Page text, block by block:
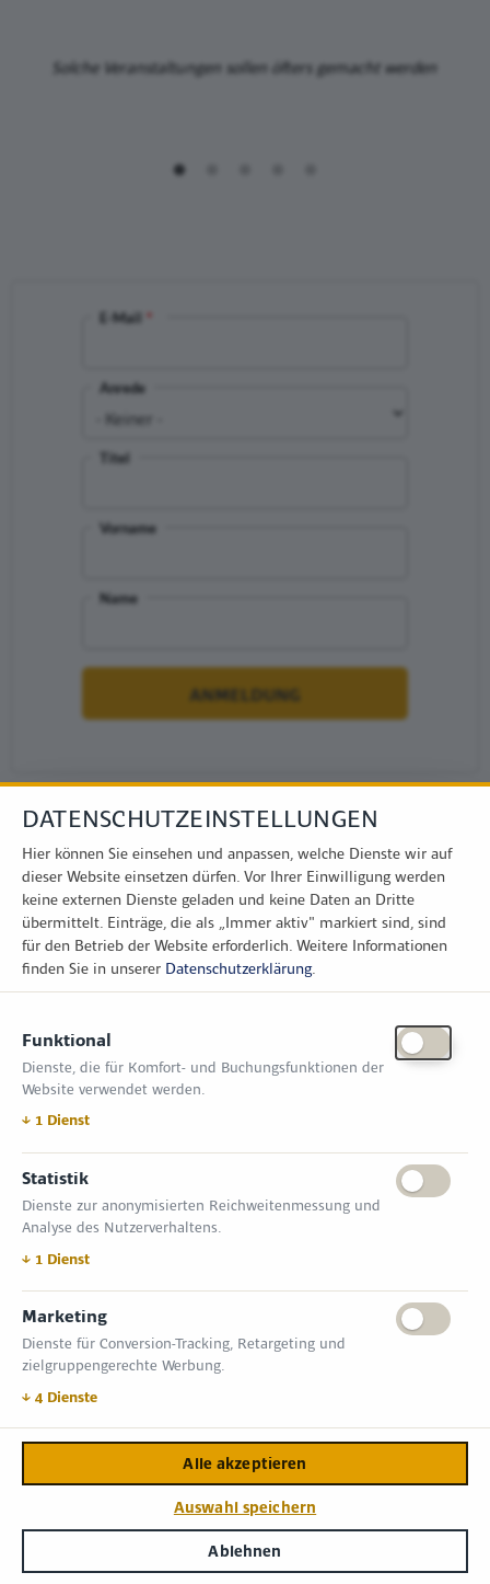
Solche Veranstaltungen sollen öfters gemacht werden
E-Mail
Anrede
Titel
Vorname
Name
Zimper Media GmbH
Reinhardtstr. 31, 10117 Berlin
Tel.: +49 (0) 30 814 50 12 600
office@kommunal.de
ÖFFNUNGSZEITEN MESSE
18. November 2026 09:00 – 17:00 Uhr
19. November 2026 09:00 – 17:00 Uhr
VERANSTALTUNGSORT
Messe Erfurt GmbH
Gothaer Straße 34 | D-99094 Erfurt
INFORMATIONEN
Allgemeine Geschäftsbedingungen (AGB)
Datenschutzerklärung
Kontakt
Zimper Media GmbH.
Login
DATENSCHUTZEINSTELLUNGEN
Hier können Sie einsehen und anpassen, welche Dienste wir auf
dieser Website einsetzen dürfen. Vor Ihrer Einwilligung werden
keine externen Dienste geladen und keine Daten an Dritte
übermittelt. Einträge, die als „Immer aktiv" markiert sind, sind
für den Betrieb der Website erforderlich. Weitere Informationen
finden Sie in unserer Datenschutzerklärung.
Funktional
Dienste, die für Komfort- und Buchungsfunktionen der
Website verwendet werden.
↓ 1 Dienst
Statistik
Dienste zur anonymisierten Reichweitenmessung und
Analyse des Nutzerverhaltens.
↓ 1 Dienst
Marketing
Dienste für Conversion-Tracking, Retargeting und
zielgruppengerechte Werbung.
↓ 4 Dienste
Ablehnen
Auswahl speichern
Alle akzeptieren